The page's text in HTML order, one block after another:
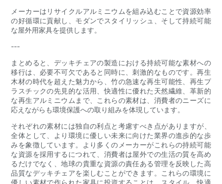
メーカーはリサイクルアルミニウムを組み込むことで資源効率
の好循環に貢献し、モダンでスタイリッシュ、そして持続可能
な屋外用家具を提供します。
---
まとめると、デッキチェアの製造における持続可能な素材への
移行は、必要不可欠であると同時に、刺激的なものです。再生
木材の時代を超えた魅力から、竹の急速な再生可能性、再生プ
ラスチックの先見的な活用、快適性に優れた天然繊維、革新的
な再生アルミニウムまで、これらの素材は、消費者のニーズに
応えながらも環境保護への取り組みを体現しています。
それぞれの素材には独自の利点と考慮すべき点がありますが、
全体として、より環境に優しい未来に向けた業界の進歩的な歩
みを象徴しています。より多くのメーカーがこれらの持続可能
な資源を採用するにつれて、消費者は屋外での生活の質を高め
るだけでなく、地球の貴重な資源の責任ある管理を反映した高
品質なデッキチェアを楽しむことができます。これらの環境に